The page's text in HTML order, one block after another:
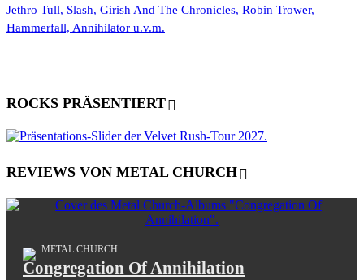
Jethro Tull, Slash, Girish And The Chronicles, Robin Trower,
Hammerfall, Annihilator u.v.m.
ROCKS PRÄSENTIERT
REVIEWS VON METAL CHURCH
METAL CHURCH
Congregation Of Annihilation